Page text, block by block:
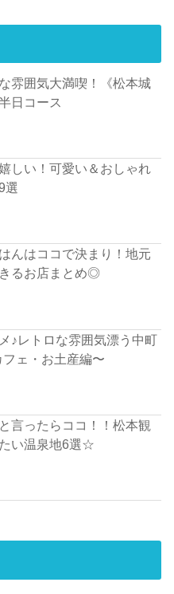
雰囲気大満喫！《松本城
日コース
しい！可愛い＆おしゃれ
選
んはココで決まり！地元
るお店まとめ◎
♪レトロな雰囲気漂う中町
ェ・お土産編〜
言ったらココ！！松本観
い温泉地6選☆